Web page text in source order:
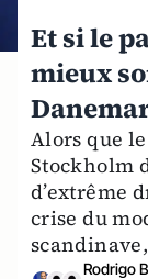
Et si le
mieux
Alors que
Stockholm
d’extrême
crise du
Rodrigo